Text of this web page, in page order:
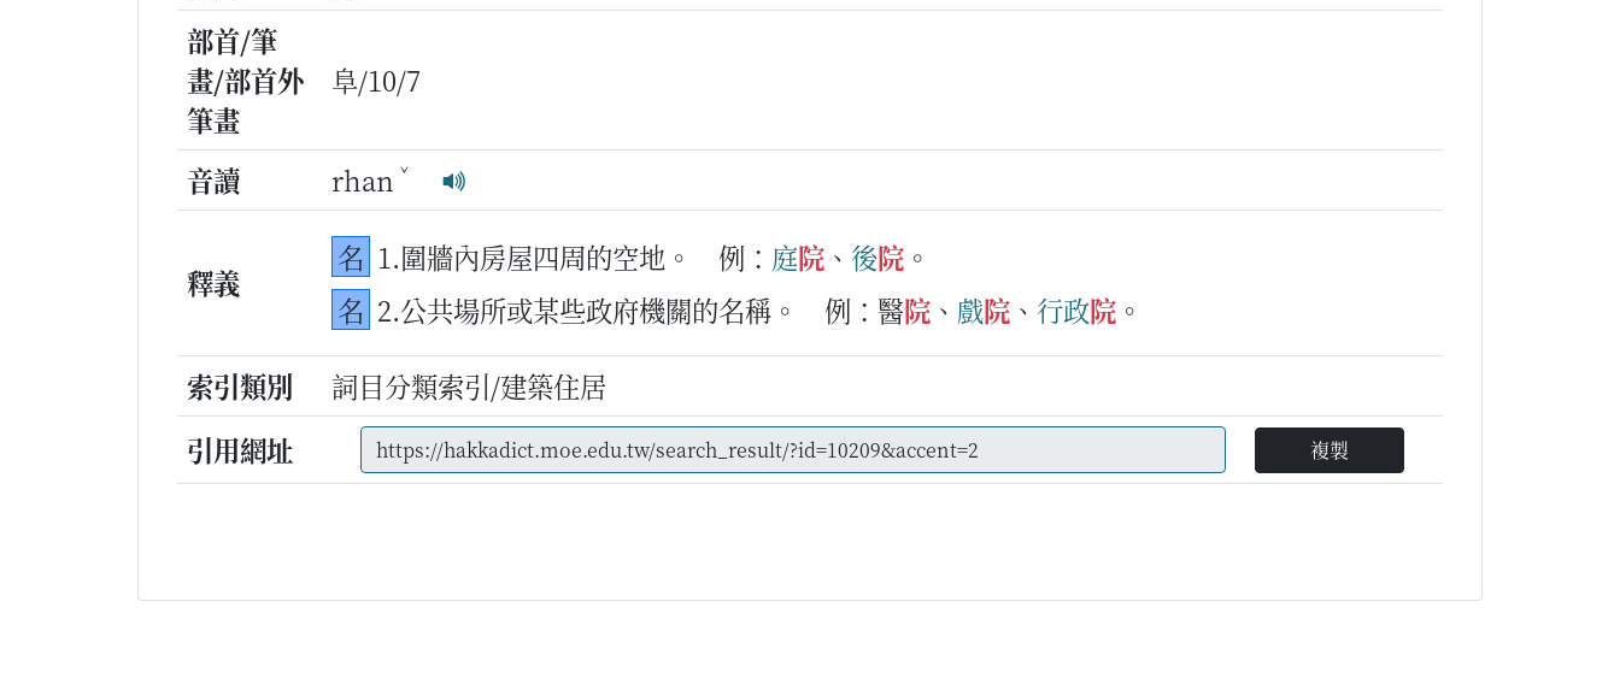
部首/筆
畫/部首外
筆畫
阜/10/7
音讀 rhan ˇ
釋義
名 1.圍牆內房屋四周的空地。 例： 庭院 、 後院 。
名 2.公共場所或某些政府機關的名稱。 例：醫院 、 戲院 、 行政院 。
索引類別
詞目分類索引/建築住居
引用網址
複製